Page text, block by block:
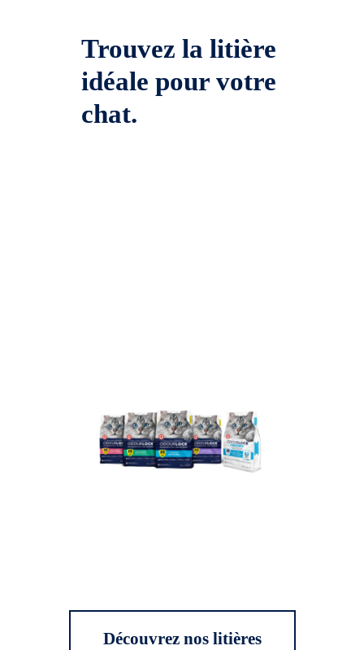
Trouvez la litière
idéale pour votre
chat.
Découvrez nos litières